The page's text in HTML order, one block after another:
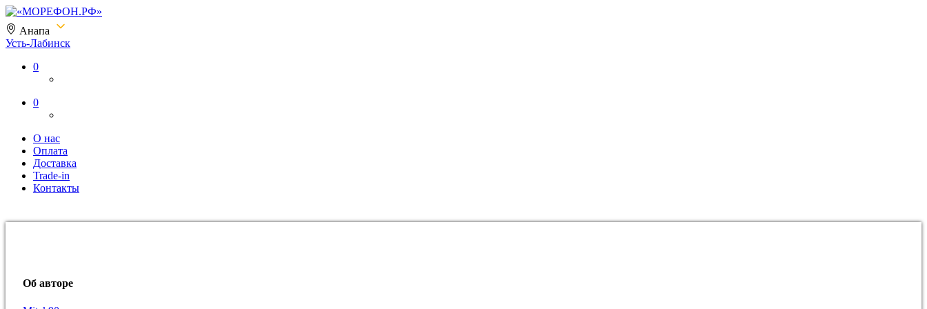
Анапа
Усть-Лабинск
«МОРЕФОН.РФ»
0
0
О нас
Оплата
Доставка
Trade-in
Контакты
Об авторе